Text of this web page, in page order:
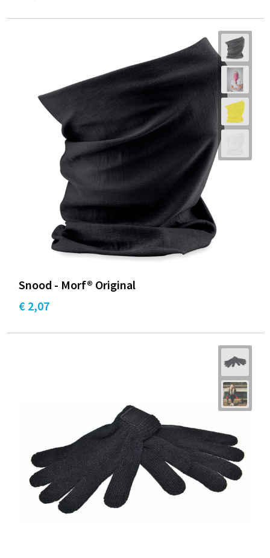
Snood - Morf® Original
€ 2,07